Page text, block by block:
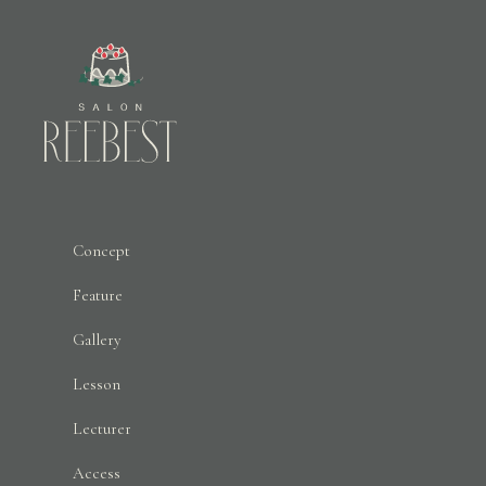
Concept
Feature
Gallery
Lesson
Lecturer
Access